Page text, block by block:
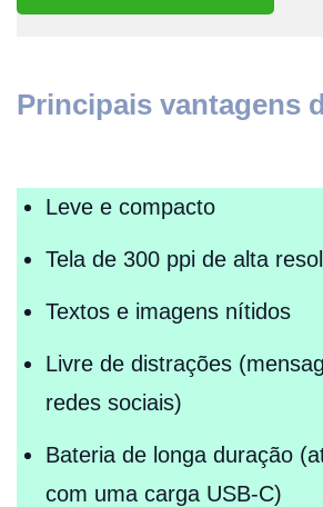
Principais vantagens
Leve e compacto
Tela de 300 ppi de alta
Textos e imagens nítidos
Livre de distrações
redes sociais)
Bateria de longa duração
com uma carga USB-C)